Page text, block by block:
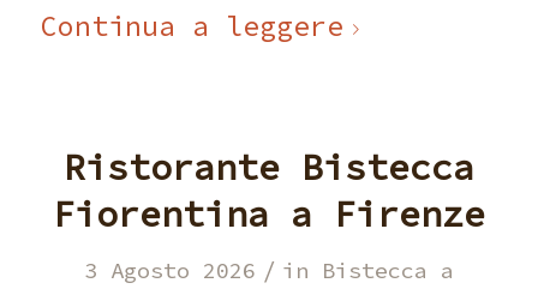
Continua a leggere
Ristorante Bistecca
Fiorentina a Firenze
3 Agosto 2026 / in Bistecca a